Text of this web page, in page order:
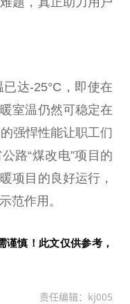
达-25°C，即使在
室温仍然可稳定在
强悍性能让职工们
路“煤改电”项目的
项目的良好运行，
范作用。
慎！此文仅供参考，
责任编辑：kj005